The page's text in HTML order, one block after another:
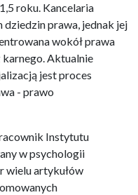
roku. Kancelaria
dziedzin prawa, jednak jej
wokół prawa
Aktualnie
jest proces
- prawo
Instytutu
w psychologii
wielu artykułów